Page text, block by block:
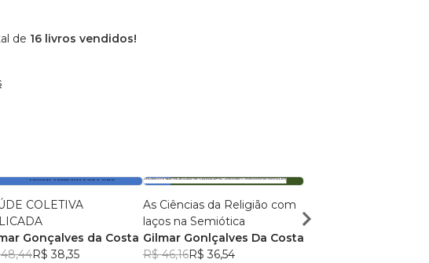
de 16 livros vendidos!
COLETIVA
Gonçalves da Costa
R$ 38,35
As Ciências da Religião com
laços na Semiótica
Gilmar Gonlçalves Da Costa
R$ 46,16R$ 36,54
APLICADA